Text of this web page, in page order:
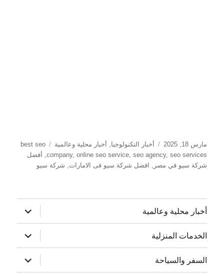
نُشرت
في
مارس 18, 2025 التصنيفات
أخبار التكنولوجيا, أخبار محلية وعالمية الوسوم
best seo
company, online seo service, seo agency, seo services
, أفضل
شركة سيو في مصر , افضل شركة سيو فى الامارات, شركة سيو
أخبار محلية وعالمية
توسيع
القائمة
الفرعية
الخدمات المنزلية
توسيع
القائمة
الفرعية
السفر والسياحة
توسيع
القائمة
الفرعية